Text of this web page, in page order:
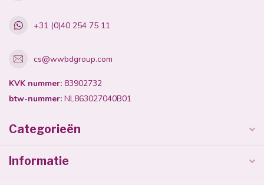
+31 (0)40 254 75 11
cs@wwbdgroup.com
KVK nummer: 83902732
btw-nummer: NL863027040B01
Categorieën
Informatie